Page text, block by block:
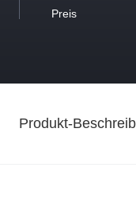
Preis
Produkt-